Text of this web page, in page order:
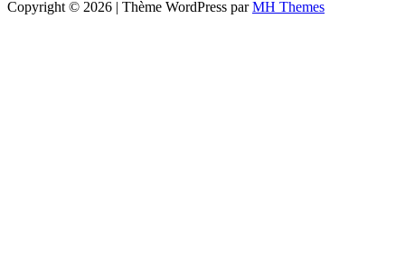
Copyright © 2026 | Thème WordPress parMH Themes